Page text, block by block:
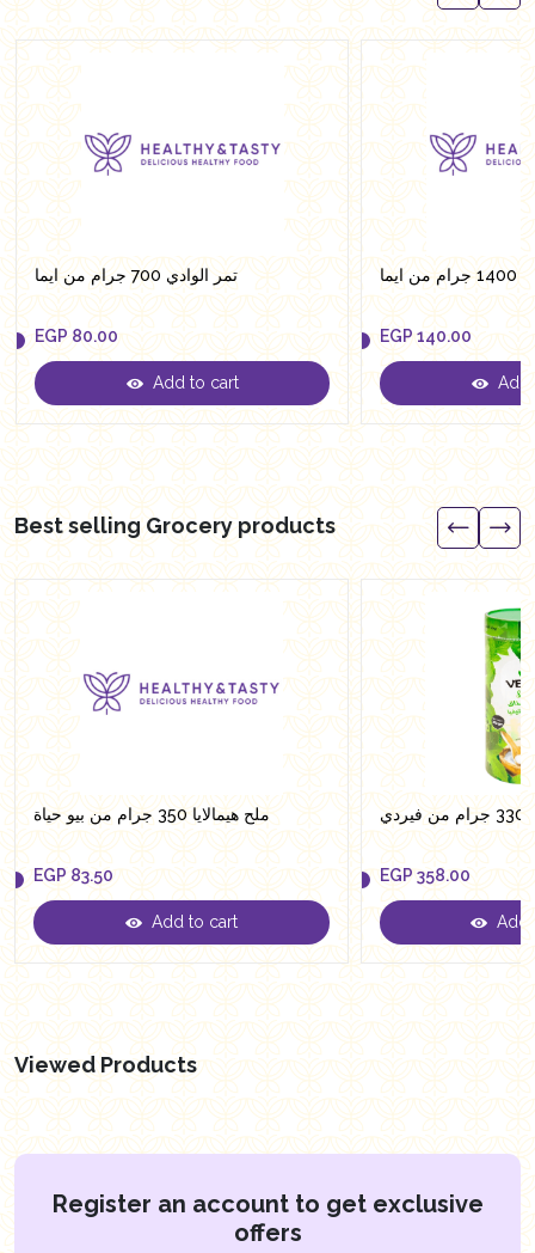
تمر الوادي 700 جرام من ايما
EGP
EGP 80.00
Add to cart
ايما
EGP
EGP140.00
Add
Best selling Grocery products
ملح هيمالايا 350 جرام من بيو حياة
EGP
EGP 83.50
Add to cart EGP
EGP 358.00
Add
Viewed Products
Register an account to get exclusive
offers